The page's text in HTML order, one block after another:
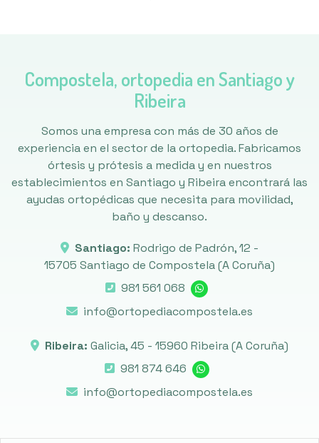
Compostela, ortopedia en Santiago y
Ribeira
Somos una empresa con más de 30 años de
experiencia en el sector de la ortopedia. Fabricamos
órtesis y prótesis a medida y en nuestros
establecimientos en Santiago y Ribeira encontrará las
ayudas ortopédicas que necesita para movilidad,
baño y descanso.
Santiago: Rodrigo de Padrón, 12 -
15705 Santiago de Compostela(A Coruña)
981 561 068
info@ortopediacompostela.es
Ribeira: Galicia, 45 - 15960 Ribeira(A Coruña)
981 874 646
info@ortopediacompostela.es